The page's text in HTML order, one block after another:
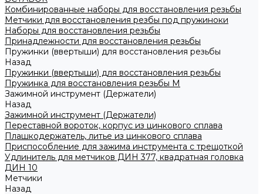
Комбинированные наборы для восстановления резьбы
Метчики для восстановления резбы под пружиноки
Наборы для восстановления резьбы
Принадлежности для восстановления резьбы
Пружинки (ввертыши) для восстановления резьбы
Назад
Пружинки (ввертыши) для восстановления резьбы
Пружинка для восстановления резьбы M
Зажимной инструмент (Держатели)
Назад
Зажимной инструмент (Держатели)
Переставной вороток, корпус из цинкового сплава
Плашкодержатель, литье из цинкового сплава
Приспособление для зажима инструмента с трещоткой
Удлинитель для метчиков ДИН 377, квадратная головка
ДИН 10
Метчики
Назад